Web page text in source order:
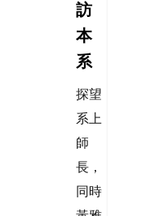
訪
本
系
探望
系上
師
長，
同時